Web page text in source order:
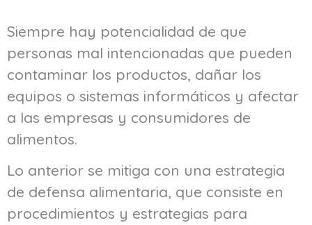
Siempre hay potencialidad de que
personas mal intencionadas que pueden
contaminar los productos, dañar los
equipos o sistemas informáticos y afectar
a las empresas y consumidores de
alimentos.
Lo anterior se mitiga con una estrategia
de defensa alimentaria, que consiste en
procedimientos y estrategias para